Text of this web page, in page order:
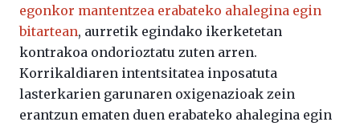
egonkor mantentzea erabateko ahalegina egin
bitartean, aurretik egindako ikerketetan
kontrakoa ondorioztatu zuten arren.
Korrikaldiaren intentsitatea inposatuta
lasterkarien garunaren oxigenazioak zein
erantzun ematen duen erabateko ahalegina egin